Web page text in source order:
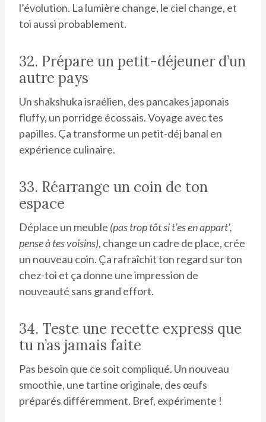
l’évolution. La lumière change, le ciel change, et
toi aussi probablement.
32. Prépare un petit-déjeuner d’un
autre pays
Un shakshuka israélien, des pancakes japonais
fluffy, un porridge écossais. Voyage avec tes
papilles. Ça transforme un petit-déj banal en
expérience culinaire.
33. Réarrange un coin de ton
espace
Déplace un meuble (pas trop tôt si t’es en appart’,
pense à tes voisins), change un cadre de place, crée
un nouveau coin. Ça rafraîchit ton regard sur ton
chez-toi et ça donne une impression de
nouveauté sans grand effort.
34. Teste une recette express que
tu n’as jamais faite
Pas besoin que ce soit compliqué. Un nouveau
smoothie, une tartine originale, des œufs
préparés différemment. Bref, expérimente !